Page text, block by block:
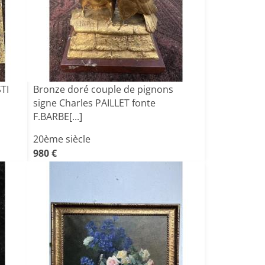
Bronze doré couple de pignons
signe Charles PAILLET fonte
F.BARBE[...]
20ème siècle
980 €